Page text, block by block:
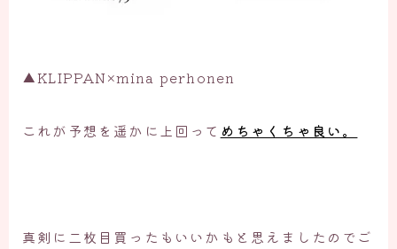
▲KLIPPAN×mina perhonen
これが予想を遥かに上回って めちゃくちゃ良い。
真剣に二枚目買ったもいいかもと思えましたのでご